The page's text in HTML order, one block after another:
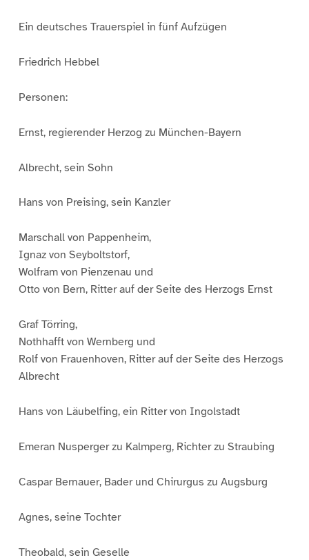
Ein deutsches Trauerspiel in fünf Aufzügen
Friedrich Hebbel
Personen:
Ernst, regierender Herzog zu München-Bayern
Albrecht, sein Sohn
Hans von Preising, sein Kanzler
Marschall von Pappenheim,
Ignaz von Seyboltstorf,
Wolfram von Pienzenau und
Otto von Bern, Ritter auf der Seite des Herzogs Ernst
Graf Törring,
Nothhafft von Wernberg und
Rolf von Frauenhoven, Ritter auf der Seite des Herzogs
Albrecht
Hans von Läubelfing, ein Ritter von Ingolstadt
Emeran Nusperger zu Kalmperg, Richter zu Straubing
Caspar Bernauer, Bader und Chirurgus zu Augsburg
Agnes, seine Tochter
Theobald, sein Geselle